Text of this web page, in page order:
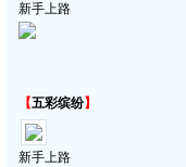
新手上路
【五彩缤纷】
新手上路